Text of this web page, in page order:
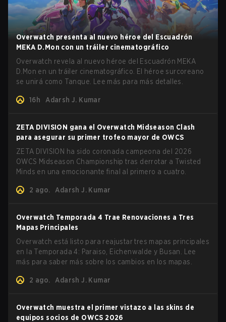
Overwatch presenta al nuevo héroe del Escuadrón
MEKA D.Mon con un tráiler cinematográfico
Overwatch revela al nuevo héroe del Escuadrón MEKA
D.Mon en un tráiler cinematográfico. El héroe surcoreano
se unirá como Tanque. Lee más para más detalles.
16h Adarsh J. Kumar
ZETA DIVISION gana el Overwatch Midseason Clash
para asegurar su primer trofeo mayor de OWCS
ZETA DIVISION ha sido coronada campeona del 2026
OWCS Midseason Championship tras derrotar a Twisted
Minds en una emocionante final al primero a cuatro.
2 ago. Adarsh J. Kumar
Overwatch Temporada 4 Trae Renovaciones a Tres
Mapas Principales
Overwatch está listo para reajustar tres mapas principales
en la Temporada 4: Paraiso, Eichenwalde y Busan. Lee
más para saber más sobre los cambios en los mapas.
2 ago. Adarsh J. Kumar
Overwatch muestra el primer vistazo a las skins de
equipos socios de OWCS 2026